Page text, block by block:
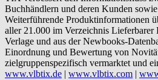
Buchhändlern und deren Kunden
Weiterführende Produktinformationen
aller 21.000 im Verzeichnis
Verlage und aus der Newbooks-
Einordnung und Bewertung von
zielgruppenspezifisch vermarktet und
www.vlbtix.de | www.vlbtix.com |